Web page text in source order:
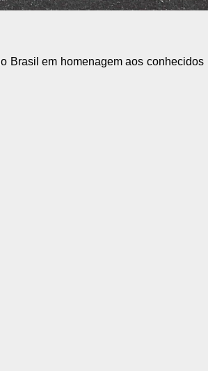
Brasil em homenagem aos conhecidos